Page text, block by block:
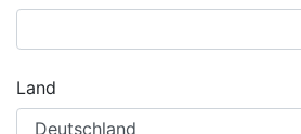
Land